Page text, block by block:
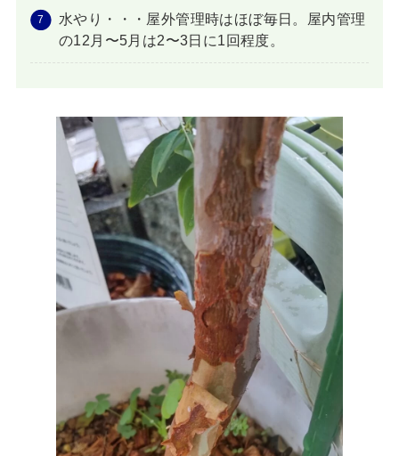
水やり・・・屋外管理時はほぼ毎日。屋内管理
の12月〜5月は2〜3日に1回程度。